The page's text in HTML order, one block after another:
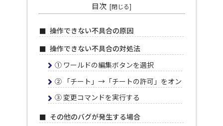
目次
操作できない不具合の原因
操作できない不具合の対処法
① ワールドの編集ボタンを選択
② 「チート」→「チートの許可」をオン
③ 変更コマンドを実行する
その他のバグが発生する場合